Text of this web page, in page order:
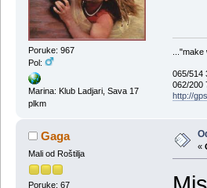
Poruke: 967
Pol:
Marina: Klub Ladjari, Sava 17
plkm
065/514
062/200
http://
Gaga
Mali od Roštilja
Poruke: 67
«